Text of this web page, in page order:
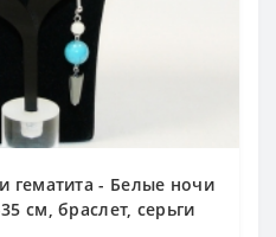
гематита - Белые ночи
см, браслет, серьги